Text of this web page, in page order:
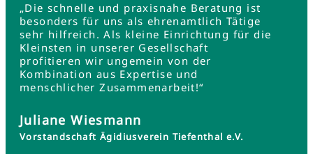
„Die schnelle und praxisnahe Beratung ist
besonders für uns als ehrenamtlich Tätige
sehr hilfreich. Als kleine Einrichtung für die
Kleinsten in unserer Gesellschaft
profitieren wir ungemein von der
Kombination aus Expertise und
menschlicher Zusammenarbeit!“
Juliane Wiesmann
Vorstandschaft Ägidiusverein Tiefenthal e.V.